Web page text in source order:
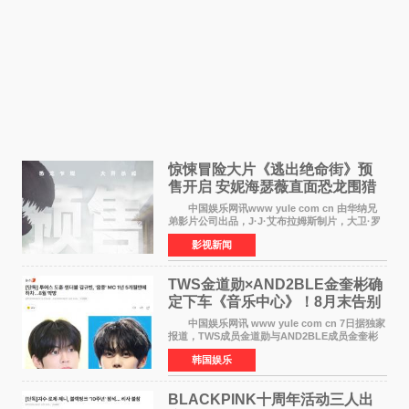
惊悚冒险大片《逃出绝命街》预
售开启 安妮海瑟薇直面恐龙围猎
中国娱乐网讯www yule com cn 由华纳兄
弟影片公司出品，J·J·艾布拉姆斯制片，大卫·罗
伯特·米切尔执导，好莱坞巨星安妮·海瑟薇和伊万
·麦克格雷格领衔主演的2026暑期惊悚冒险大片
《逃出绝
影视新闻
TWS金道勋×AND2BLE金奎彬确
定下车《音乐中心》！8月末告别
MC席位
中国娱乐网讯 www yule com cn 7日据独家
报道，TWS成员金道勋与AND2BLE成员金奎彬
将于8月离开《音乐中心》MC的位置。 金道
勋与金奎彬于去年3月与H2H A-NA一起被选为
《音乐中心》MC，约1
韩国娱乐
BLACKPINK十周年活动三人出